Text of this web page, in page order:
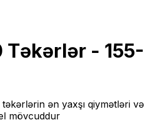
Təkərlər - 155-
ən yaxşı qiymətləri və
mövcuddur